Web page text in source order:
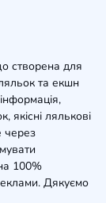
створена для
та екшн
якісні лялькові
через
100%
Дякуємо